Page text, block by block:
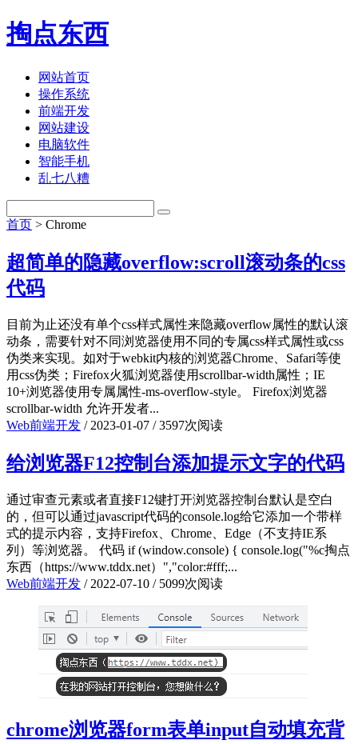
掏点东西
网站首页
操作系统
前端开发
网站建设
电脑软件
智能手机
乱七八糟
首页 > Chrome
超简单的隐藏overflow:scroll滚动条的css
代码
目前为止还没有单个css样式属性来隐藏overflow属性的默认滚
动条，需要针对不同浏览器使用不同的专属css样式属性或css
伪类来实现。如对于webkit内核的浏览器Chrome、Safari等使
用css伪类；Firefox火狐浏览器使用scrollbar-width属性；IE
10+浏览器使用专属属性-ms-overflow-style。 Firefox浏览器
scrollbar-width 允许开发者...
Web前端开发 / 2023-01-07 / 3597次阅读
给浏览器F12控制台添加提示文字的代码
通过审查元素或者直接F12键打开浏览器控制台默认是空白
的，但可以通过javascript代码的console.log给它添加一个带样
式的提示内容，支持Firefox、Chrome、Edge（不支持IE系
列）等浏览器。 代码 if (window.console) { console.log("%c掏点
东西（https://www.tddx.net）","color:#fff;...
Web前端开发 / 2022-07-10 / 5099次阅读
chrome浏览器form表单input自动填充背